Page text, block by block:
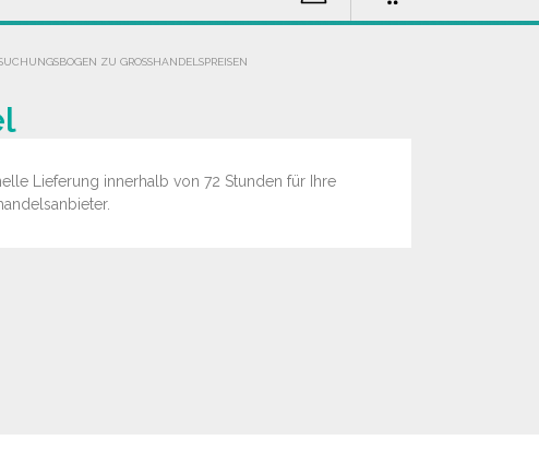
ZU GROSSHANDELSPREISEN
Lieferung innerhalb von 72 Stunden für Ihre